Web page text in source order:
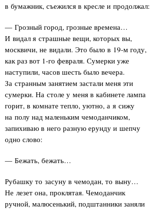
в бумажник, съежился в кресле и продолжал:
— Грозный город, грозные времена…
И видал я страшные вещи, которых вы,
москвичи, не видали. Это было в 19-м году,
как раз вот 1-го февраля. Сумерки уже
наступили, часов шесть было вечера.
За странным занятием застали меня эти
сумерки. На столе у меня в кабинете лампа
горит, в комнате тепло, уютно, а я сижу
на полу над маленьким чемоданчиком,
запихиваю в него разную ерунду и шепчу
одно слово:
— Бежать, бежать…
Рубашку то засуну в чемодан, то выну…
Не лезет она, проклятая. Чемоданчик
ручной, малюсенький, подштанники заняли